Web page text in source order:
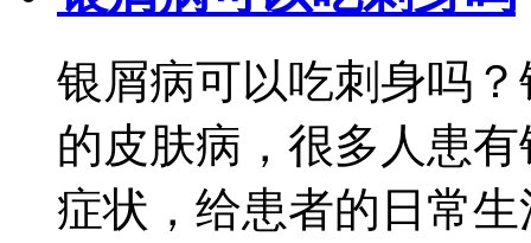
银屑病可以吃刺身吗
的皮肤病，很多人患
症状，给患者的日常